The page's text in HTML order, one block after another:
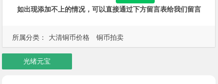
所属分类： 大清铜币价格 铜币拍卖
如出现添加不上的情况，可以直接通过下方留言表给我们留言
光绪元宝